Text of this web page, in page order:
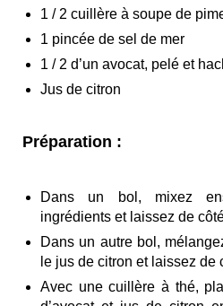
1 / 2 cuillère à soupe de
1 pincée de sel de mer
1 / 2 d’un avocat, pelé et
Jus de citron
Préparation :
Dans un bol, mixez
ingrédients et laissez de
Dans un autre bol,
le jus de citron et laissez de
Avec une cuillère à thé,